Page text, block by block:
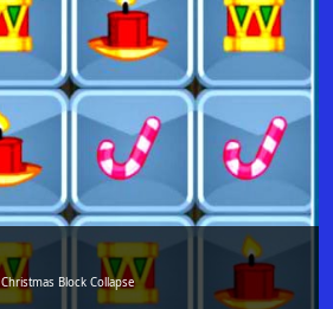
Christmas Block Collapse